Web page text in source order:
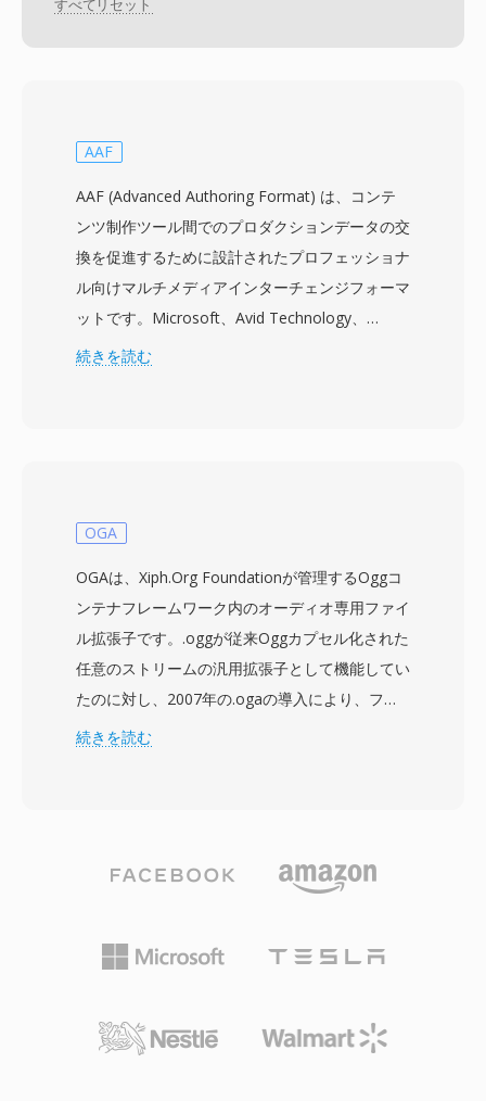
すべてリセット
AAF
AAF (Advanced Authoring Format) は、コンテ
ンツ制作ツール間でのプロダクションデータの交
換を促進するために設計されたプロフェッショナ
ル向けマルチメディアインターチェンジフォーマ
ットです。Microsoft、Avid Technology、
Adobe Systemsを含むコンソーシアムによって
ン構造も保持する豊富なメタデータフレームワー
なる編集システム間を移動する際に、より単純な
フォーマットでは失われてしまう複雑な構成情報
を保持する必要があるポストプロダクションワー
クフローで特に価値があります。AAFは埋め込み
メディアと参照メディアの両方をサポートし、す
べてを単一ファイルにまとめるか、リンク参照で
し、放送や映画プロジェクトの信頼性の高い伝送
手段となっています。メタデータ保存への体系的
ーム、クリップ間の関係がアプリケーション間の
フォーム間でのコラボレーション時の再作業や手
動での再構築を削減します。
続きを読む
OGA
OGAは、Xiph.Org Foundationが管理するOggコ
ンテナフレームワーク内のオーディオ専用ファイ
ル拡張子です。.oggが従来Oggカプセル化された
任意のストリームの汎用拡張子として機能してい
たのに対し、2007年の.ogaの導入により、ファ
イルがオーディオデータのみを含むことを明示的
ンされた論理ビットストリームとグラニュールベ
ラッパーとして機能します。OGAの利点の一つ
は相互運用性です — .oga拡張子に遭遇したアプ
ディオ専用再生に最適化でき、読み込み時間の短
続きを読む